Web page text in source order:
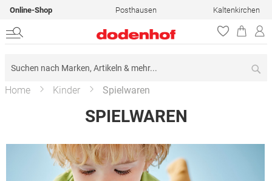
Online-Shop Posthausen Kaltenkirchen
Home Kinder Spielwaren
SPIELWAREN